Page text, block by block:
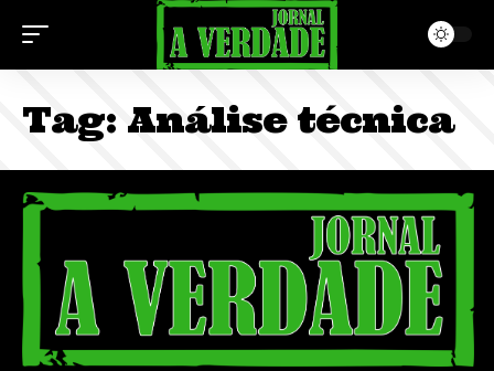
Tag: Análise técnica